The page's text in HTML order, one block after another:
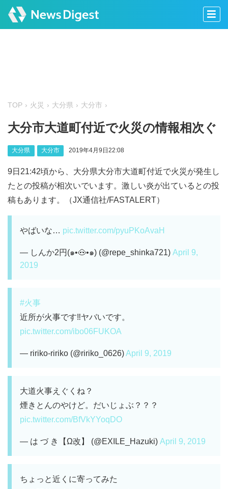
TOP 火災 大分県 大分市
大分市大道町付近で火災の情報相次ぐ
大分県 大分市 2019年4月9日22:08
9日21:42頃から、大分県大分市大道町付近で火災が発生し
たとの投稿が相次いでいます。激しい炎が出ているとの投
稿もあります。（JX通信社/FASTALERT）
やばいな… pic.twitter.com/pyuPKoAvaH
— しんか2円(๑•🐽•๑) (@repe_shinka721) April 9,
2019
#火事
近所が火事です‼️ヤバいです。
pic.twitter.com/ibo06FUKOA
— ririko-ririko (@ririko_0626)April 9, 2019
大道火事えぐくね？
煙きとんのやけど。だいじょぶ？？？
pic.twitter.com/BfVkYYoqDO
— は づ き【Ω改】 (@EXILE_Hazuki) April 9, 2019
ちょっと近くに寄ってみた